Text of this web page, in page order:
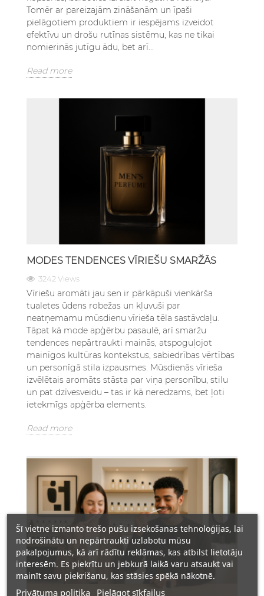
Tomēr ar pareizajām zināšanām un īpaši
pielāgotiem produktiem ir iespējams izveidot
efektīvu un drošu rutīnas sistēmu, kas ne tikai
nomierinās jutīgu ādu, bet arī...
Read more
MODES TENDENCES VĪRIEŠU SMARŽĀS
3242 Views
Vīriešu aromāti jau sen ir pārkāpuši vienkārša
tualetes ūdens robežas un kļuvuši par
neatņemamu mūsdienu vīrieša tēla sastāvdaļu.
Tāpat kā mode apģērbu pasaulē, arī smaržu
tendences nepārtraukti mainās, atspoguļojot
mainīgos kultūras kontekstus, sabiedrības vērtības
un personīgā stila izpausmes. Mūsdienās vīrieša
izvēlētais aromāts stāsta par viņa personību, stilu
un pat dzīvesveidu – tas ir kā neredzams, bet ļoti
ietekmīgs apģērba elements.
Read more
Šī vietne izmanto trešo pušu izsekošanas tehnoloģijas, lai
nodrošinātu un nepārtraukti uzlabotu mūsu
pakalpojumus, kā arī rādītu reklāmas, kas atbilst lietotāju
interesēm. Es piekrītu un jebkurā laikā varu atsaukt vai
mainīt savu piekrišanu, kas stāsies spēkā nākotnē.
Privātuma politika Pielāgot sīkfailus